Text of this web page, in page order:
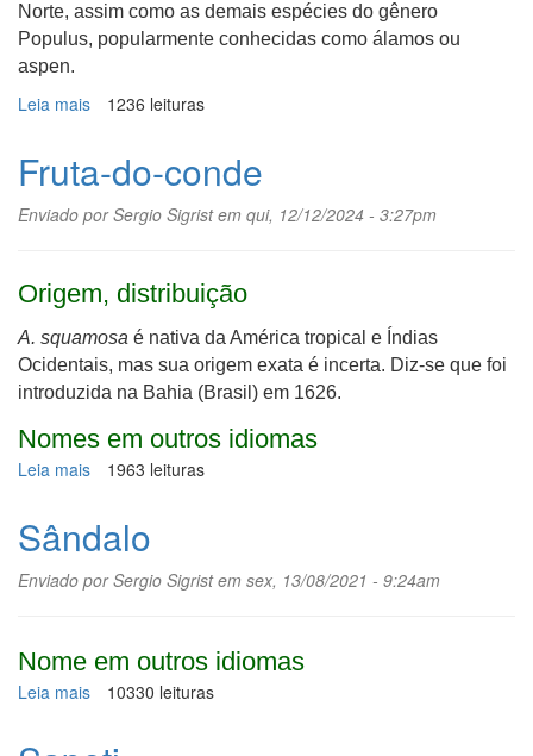
Norte, assim como as demais espécies do gênero
Populus, popularmente conhecidas como álamos ou
aspen.
Leia mais sobre
1236 leituras
Fruta-do-conde
Enviado porSergio Sigristem qui, 12/12/2024 - 3:27pm
Origem, distribuição
A. squamosa é nativa da América tropical e Índias
Ocidentais, mas sua origem exata é incerta. Diz-se que foi
introduzida na Bahia (Brasil) em 1626.
Nomes em outros idiomas
Leia mais sobre
conde
1963 leituras
Sândalo
Enviado porSergio Sigristem sex, 13/08/2021 - 9:24am
Nome em outros idiomas
Leia mais sobre
10330 leituras